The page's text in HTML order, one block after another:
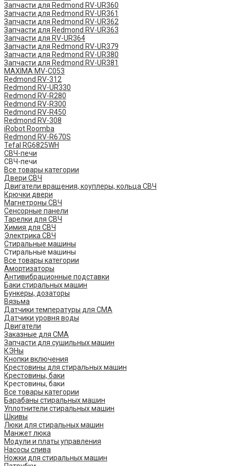
Запчасти для Redmond RV-UR360
Запчасти для Redmond RV-UR361
Запчасти для Redmond RV-UR362
Запчасти для Redmond RV-UR363
Запчасти для RV-UR364
Запчасти для Redmond RV-UR379
Запчасти для Redmond RV-UR380
Запчасти для Redmond RV-UR381
MAXIMA MV-C053
Redmond RV-312
Redmond RV-UR330
Redmond RV-R280
Redmond RV-R300
Redmond RV-R450
Redmond RV-308
iRobot Roomba
Redmond RV-R670S
Tefal RG6825WH
СВЧ-печи
СВЧ-печи
Все товары категории
Двери СВЧ
Двигатели вращения, коуплеры, кольца СВЧ
Крючки двери
Магнетроны СВЧ
Сенсорные панели
Тарелки для СВЧ
Химия для СВЧ
Электрика СВЧ
Стиральные машины
Стиральные машины
Все товары категории
Амортизаторы
Антивибрационные подставки
Баки стиральных машин
Бункеры, дозаторы
Вязьма
Датчики температуры для СМА
Датчики уровня воды
Двигатели
Заказные для СМА
Запчасти для сушильных машин
КЭНы
Кнопки включения
Крестовины для стиральных машин
Крестовины, баки
Крестовины, баки
Все товары категории
Барабаны стиральных машин
Уплотнители стиральных машин
Шкивы
Люки для стиральных машин
Манжет люка
Модули и платы управления
Насосы слива
Ножки для стиральных машин